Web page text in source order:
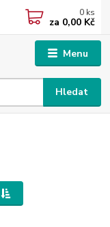
Menu
Hledat
0 ks
za 0,00 Kč